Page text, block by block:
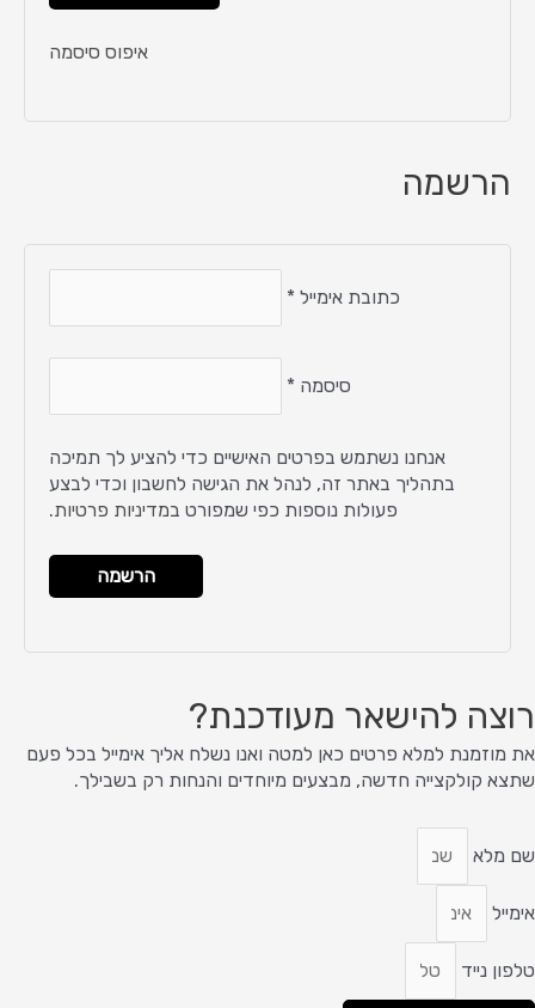
איפוס סיסמה
הרשמה
כתובת אימייל *
סיסמה *
אנחנו נשתמש בפרטים האישיים כדי להציע לך תמיכה
בתהליך באתר זה, לנהל את הגישה לחשבון וכדי לבצע
פעולות נוספות כפי שמפורט במדיניות פרטיות.
הרשמה
רוצה להישאר מעודכנת?
את מוזמנת למלא פרטים כאן למטה ואנו נשלח אליך אימייל בכל פעם
שתצא קולקצייה חדשה, מבצעים מיוחדים והנחות רק בשבילך.
שם מלא
אימייל
טלפון נייד